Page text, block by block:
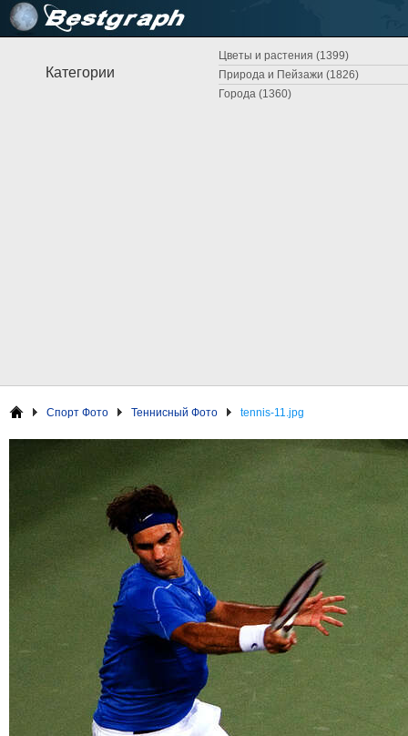
Категории
Цветы и растения (1399)
Природа и Пейзажи (1826)
Города (1360)
Спорт Фото Теннисный Фото tennis-11.jpg